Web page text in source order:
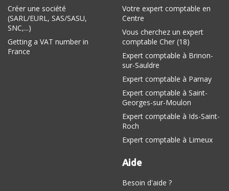
Créer une société
(SARL/EURL, SAS/SASU,
SNC,...)
Getting a VAT number in
France
Votre expert comptable en
Centre
Vous cherchez un expert
comptable Cher (18)
Expert comptable à Brinon-
sur-Sauldre
Expert comptable à Parnay
Expert comptable à Saint-
Georges-sur-Moulon
Expert comptable à Ids-Saint-
Roch
Expert comptable à Limeux
Aide
Besoin d'aide ?